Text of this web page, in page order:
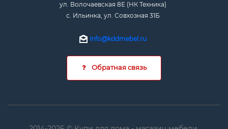
ул. Волочаевская 8Е (НК Техника)
с. Ильинка, ул. Совхозная 31Б
info@kddmebel.ru
Обратная связь